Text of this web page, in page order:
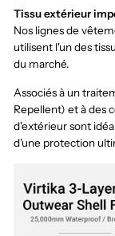
Tissu extérieur
Nos lignes de
utilisent l'un des
du marché.
Associés à un
Repellent) et à des
d'extérieur sont
d'une protection